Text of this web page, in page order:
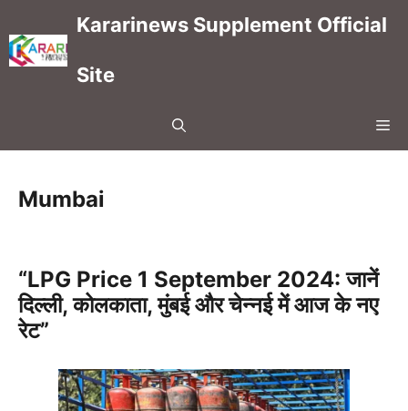
content
Kararinews Supplement Official
Site
Mumbai
“LPG Price 1 September 2024: जानें
दिल्ली, कोलकाता, मुंबई और चेन्नई में आज के नए
रेट”